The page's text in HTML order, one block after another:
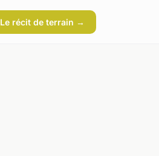
Le récit de terrain →